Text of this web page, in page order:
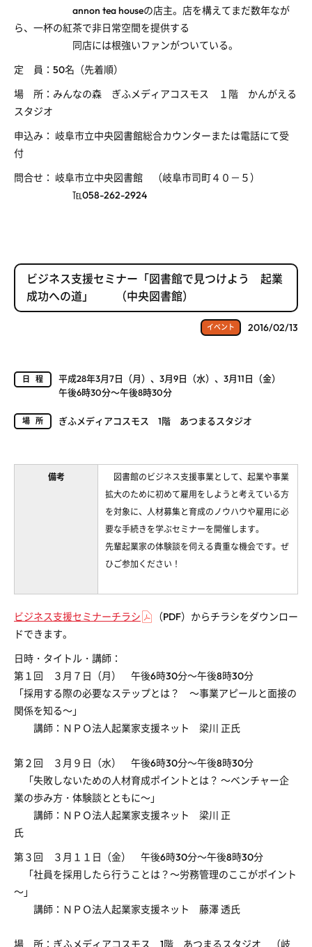
annon tea houseの店主。店を構えてまだ数年なが
ら、一杯の紅茶で非日常空間を提供する
同店には根強いファンがついている。
定 員：50名（先着順）
場 所：みんなの森 ぎふメディアコスモス １階 かんがえる
スタジオ
申込み： 岐阜市立中央図書館総合カウンターまたは電話にて受
付
問合せ： 岐阜市立中央図書館 （岐阜市司町４０－５）
℡058-262-2924
ビジネス支援セミナー「図書館で見つけよう 起業
成功への道」 （中央図書館）
イベント 2016/02/13
日程
平成28年3月7日（月）、3月9日（水）、3月11日（金）
午後6時30分～午後8時30分
場所 ぎふメディアコスモス 1階 あつまるスタジオ
備考
図書館のビジネス支援事業として、起業や事業
拡大のために初めて雇用をしようと考えている方
を対象に、人材募集と育成のノウハウや雇用に必
要な手続きを学ぶセミナーを開催します。
先輩起業家の体験談を伺える貴重な機会です。ぜ
ひご参加ください！
ビジネス支援セミナーチラシ
（PDF）からチラシをダウンロー
ドできます。
日時・タイトル・講師：
第１回 ３月７日（月） 午後6時30分～午後8時30分
「採用する際の必要なステップとは？ ～事業アピールと面接の
関係を知る～」
講師：ＮＰＯ法人起業家支援ネット 梁川 正氏
第２回 ３月９日（水） 午後6時30分～午後8時30分
「失敗しないための人材育成ポイントとは？ ～ベンチャー企
業の歩み方・体験談とともに～」
講師：ＮＰＯ法人起業家支援ネット 梁川 正
氏
第３回 ３月１１日（金） 午後6時30分～午後8時30分
「社員を採用したら行うことは？～労務管理のここがポイント
～」
講師：ＮＰＯ法人起業家支援ネット 藤澤 透氏
場 所：ぎふメディアコスモス 1階 あつまるスタジオ （岐